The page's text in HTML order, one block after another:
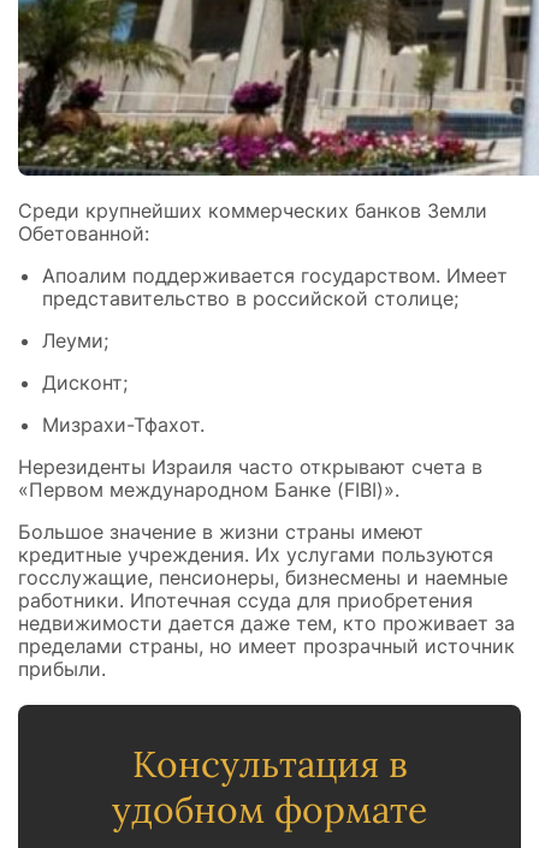
Среди крупнейших коммерческих банков Земли
Обетованной:
Апоалим поддерживается государством. Имеет
представительство в российской столице;
Леуми;
Дисконт;
Мизрахи-Тфахот.
Нерезиденты Израиля часто открывают счета в
«Первом международном Банке (FIBI)».
Большое значение в жизни страны имеют
кредитные учреждения. Их услугами пользуются
госслужащие, пенсионеры, бизнесмены и наемные
работники. Ипотечная ссуда для приобретения
недвижимости дается даже тем, кто проживает за
пределами страны, но имеет прозрачный источник
прибыли.
Консультация в
удобном формате